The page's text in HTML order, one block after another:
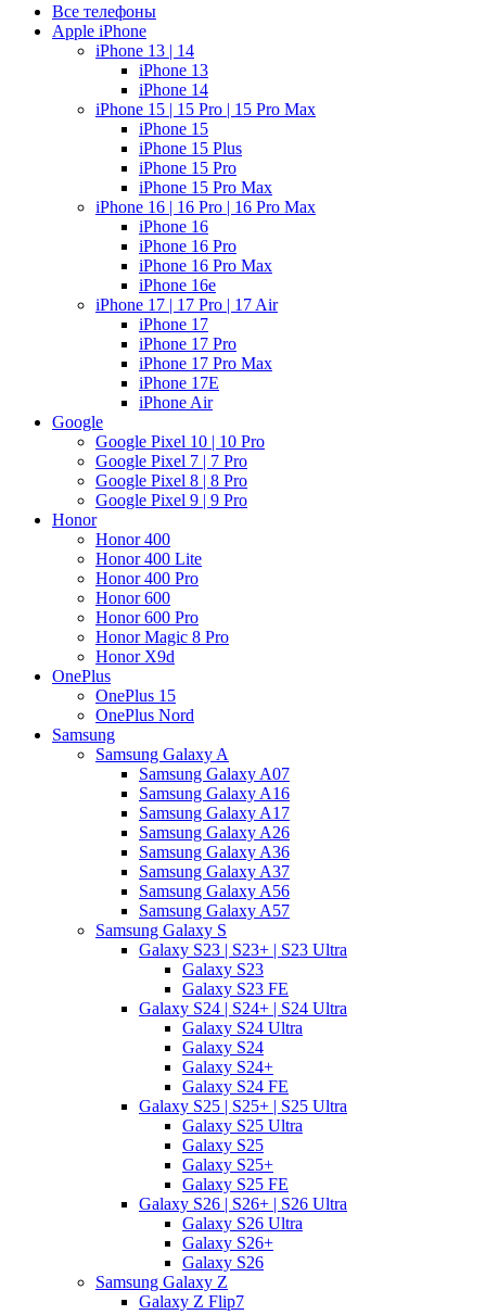
Все телефоны
Apple iPhone
iPhone 13 | 14
iPhone 13
iPhone 14
iPhone 15 | 15 Pro | 15 Pro Max
iPhone 15
iPhone 15 Plus
iPhone 15 Pro
iPhone 15 Pro Max
iPhone 16 | 16 Pro | 16 Pro Max
iPhone 16
iPhone 16 Pro
iPhone 16 Pro Max
iPhone 16e
iPhone 17 | 17 Pro | 17 Air
iPhone 17
iPhone 17 Pro
iPhone 17 Pro Max
iPhone 17E
iPhone Air
Google
Google Pixel 10 | 10 Pro
Google Pixel 7 | 7 Pro
Google Pixel 8 | 8 Pro
Google Pixel 9 | 9 Pro
Honor
Honor 400
Honor 400 Lite
Honor 400 Pro
Honor 600
Honor 600 Pro
Honor Magic 8 Pro
Honor X9d
OnePlus
OnePlus 15
OnePlus Nord
Samsung
Samsung Galaxy A
Samsung Galaxy A07
Samsung Galaxy A16
Samsung Galaxy A17
Samsung Galaxy A26
Samsung Galaxy A36
Samsung Galaxy A37
Samsung Galaxy A56
Samsung Galaxy A57
Samsung Galaxy S
Galaxy S23 | S23+ | S23 Ultra
Galaxy S23
Galaxy S23 FE
Galaxy S24 | S24+ | S24 Ultra
Galaxy S24 Ultra
Galaxy S24
Galaxy S24+
Galaxy S24 FE
Galaxy S25 | S25+ | S25 Ultra
Galaxy S25 Ultra
Galaxy S25
Galaxy S25+
Galaxy S25 FE
Galaxy S26 | S26+ | S26 Ultra
Galaxy S26 Ultra
Galaxy S26+
Galaxy S26
Samsung Galaxy Z
Galaxy Z Flip7